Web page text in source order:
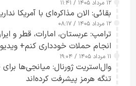
۱۲ مرداد ۱۴۰۵ / ۱۱:۴۱
بقائی: الان مذاکره‌ای با آمریکا
۱۲ مرداد ۱۴۰۵ / ۰۸:۱۷
ترامپ: عربستان، امارات، قطر و
انجام حملات خودداری کنم+ ویدیو
۱۱ مرداد ۱۴۰۵ / ۱۹:۰۴
وال‌استریت ژورنال: میانجی‌ها
تنگه هرمز پیشرفت کرده‌اند